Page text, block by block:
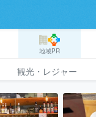
地域PR
観光・レジャー